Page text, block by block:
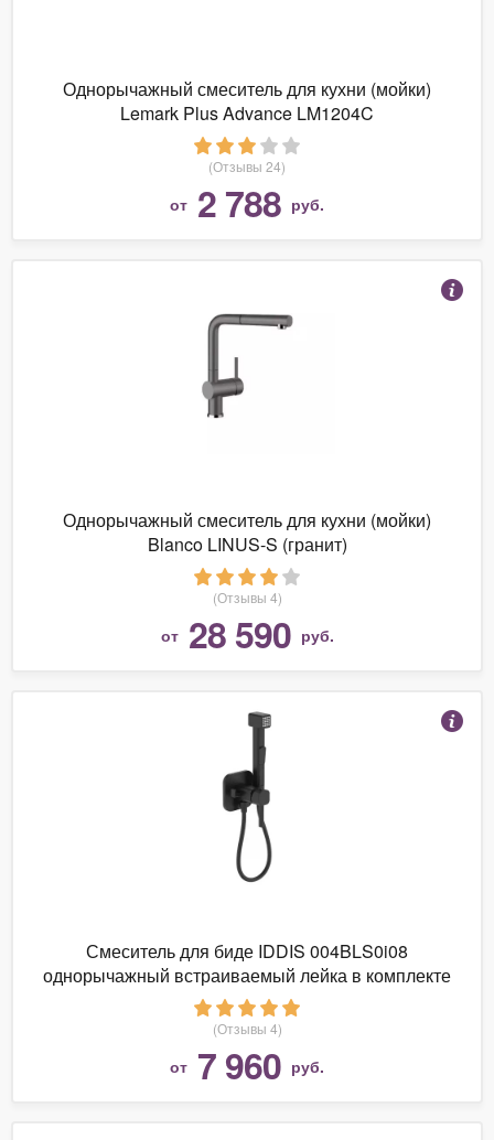
Однорычажный смеситель для кухни (мойки)
Lemark Plus Advance LM1204C
(Отзывы 24)
от 2 788 руб.
Однорычажный смеситель для кухни (мойки)
Blanco LINUS-S (гранит)
(Отзывы 4)
от 28 590 руб.
Смеситель для биде IDDIS 004BLS0i08
однорычажный встраиваемый лейка в комплекте
(Отзывы 4)
от 7 960 руб.